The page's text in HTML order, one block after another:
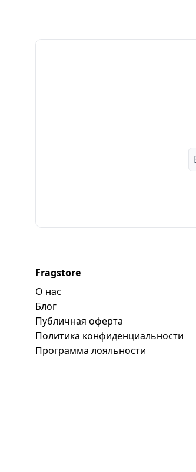
Fragstore
О нас
Блог
Публичная оферта
Политика конфиденциальности
Программa лояльности